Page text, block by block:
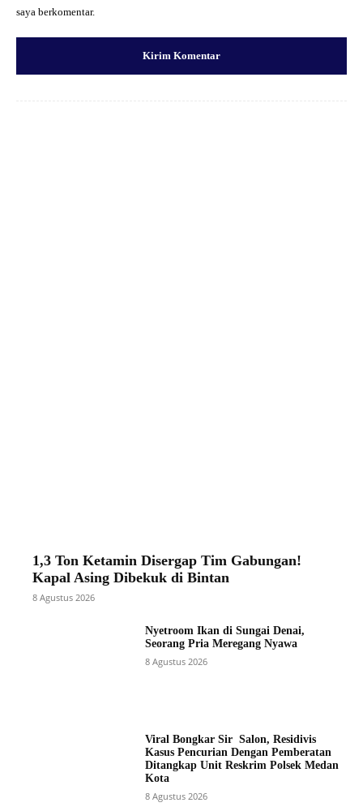
saya berkomentar.
1,3 Ton Ketamin Disergap Tim Gabungan!
Kapal Asing Dibekuk di Bintan
8 Agustus 2026
Nyetroom Ikan di Sungai Denai,
Seorang Pria Meregang Nyawa
8 Agustus 2026
Viral Bongkar Sir Salon, Residivis
Kasus Pencurian Dengan Pemberatan
Ditangkap Unit Reskrim Polsek Medan
Kota
8 Agustus 2026